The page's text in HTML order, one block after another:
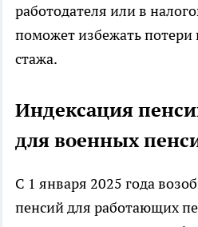
работодателя или в
поможет избежать
стажа.
Индексация
для военных
С 1 января 2025 года
пенсий для работающих